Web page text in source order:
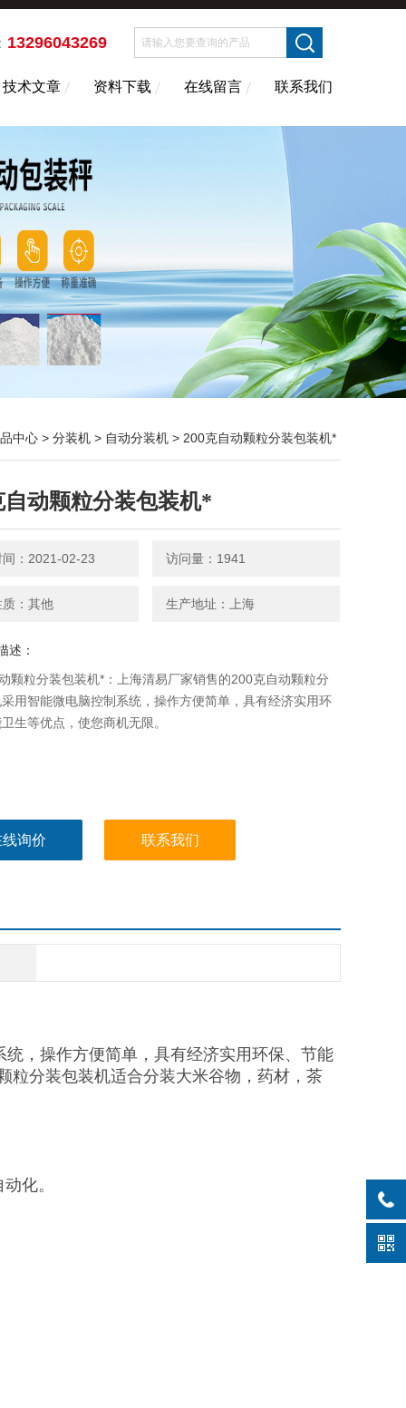
13296043269
技术文章 资料下载 在线留言 联系我们
中心 > 分装机 > 自动分装机 > 200克自动颗粒分装包装机*
自动颗粒分装包装机*
间：2021-02-23 访问量：1941
：其他 生产地址：上海
述：
颗粒分装包装机*：上海清易厂家销售的200克自动颗粒分
用智能微电脑控制系统，操作方便简单，具有经济实用环
生等优点，使您商机无限。
询价 联系我们
统，操作方便简单，具有经济实用环保、节能
粒分装包装机适合分装大米谷物，药材，茶
化。